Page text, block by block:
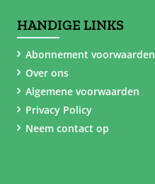
HANDIGE LINKS
Abonnement voorwaarden
Over ons
Algemene voorwaarden
Privacy Policy
Neem contact op